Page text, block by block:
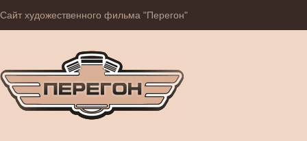
Сайт художественного фильма "Перегон"